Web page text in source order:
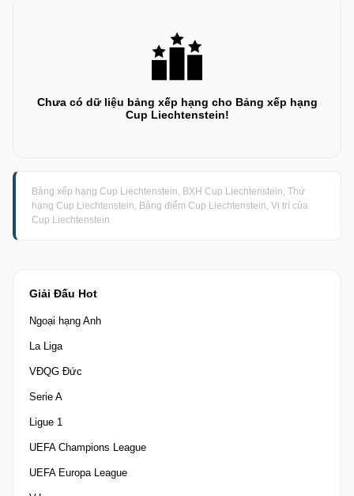
Giải Đấu Hot
Ngoại hạng Anh
La Liga
VĐQG Đức
Serie A
Ligue 1
UEFA Champions League
UEFA Europa League
Chưa có dữ liệu bảng xếp hạng cho Bảng xếp hạng
Cup Liechtenstein!
Bảng xếp hạng Cup Liechtenstein, BXH Cup Liechtenstein, Thứ
hạng Cup Liechtenstein, Bảng điểm Cup Liechtenstein, Vị trí của
Cup Liechtenstein